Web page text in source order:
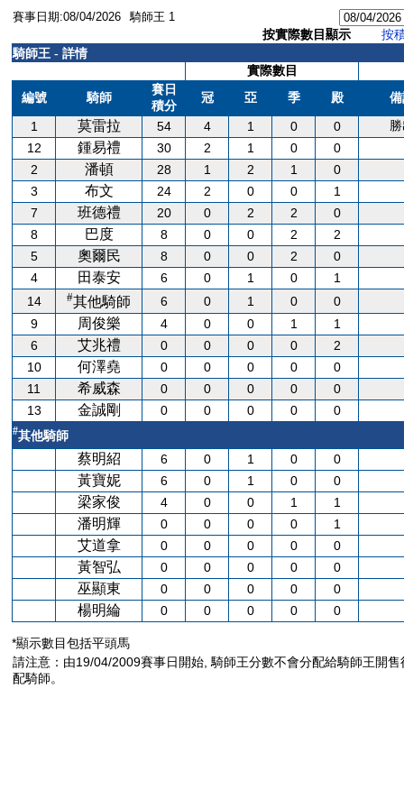
賽事日期:08/04/2026 騎師王 1
按實際數目顯示 按
騎師王 - 詳情
實際數目
編號
騎師
賽日
積分
冠 亞 季 殿
1 莫雷拉 54 4 1 0 0
12
鍾易禮 30 2 1 0
0
2
潘頓 28 1 2 1
0
3
布文 24 2 0 0
1
7
班德禮 20 0 2 2
0
8
巴度 8 0 0 2
2
5
奧爾民 8 0 0 2
0
4
田泰安 6 0 1 0
1
14
#其他騎師 6 0 1 0
0
9
周俊樂 4 0 0 1
1
6
艾兆禮 0 0 0 0
2
10
何澤堯 0 0 0 0
0
11
希威森 0 0 0 0
0
13
金誠剛 0 0 0 0 0
#其他騎師
蔡明紹 6 0 1 0 0
黃寶妮 6 0 1 0 0
梁家俊 4 0 0 1 1
潘明輝 0 0 0 0 1
艾道拿 0 0 0 0 0
黃智弘 0 0 0 0 0
巫顯東 0 0 0 0 0
楊明綸 0 0 0 0 0
*顯示數目包括平頭馬
請注意：由19/04/2009賽事日開始, 騎師王分數不會分配給騎師王開售
配騎師。